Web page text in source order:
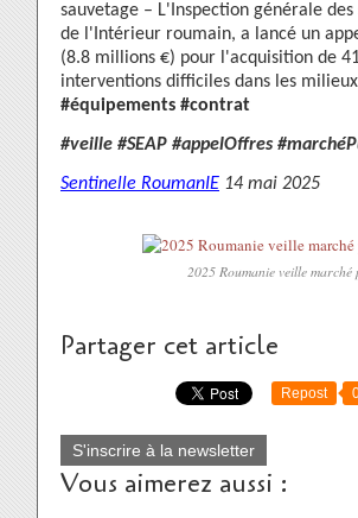
sauvetage – L'Inspection générale
de l'Intérieur roumain, a lancé un
(8.8 millions €) pour l'acquisition de
interventions difficiles dans les
#équipements #contrat
#veille #SEAP #appelOffres
Sentinelle RoumanIE 14 mai 2025
2025 Roumanie veille
Partager cet article
Repost
S'inscrire à la newsletter
Vous aimerez aussi :